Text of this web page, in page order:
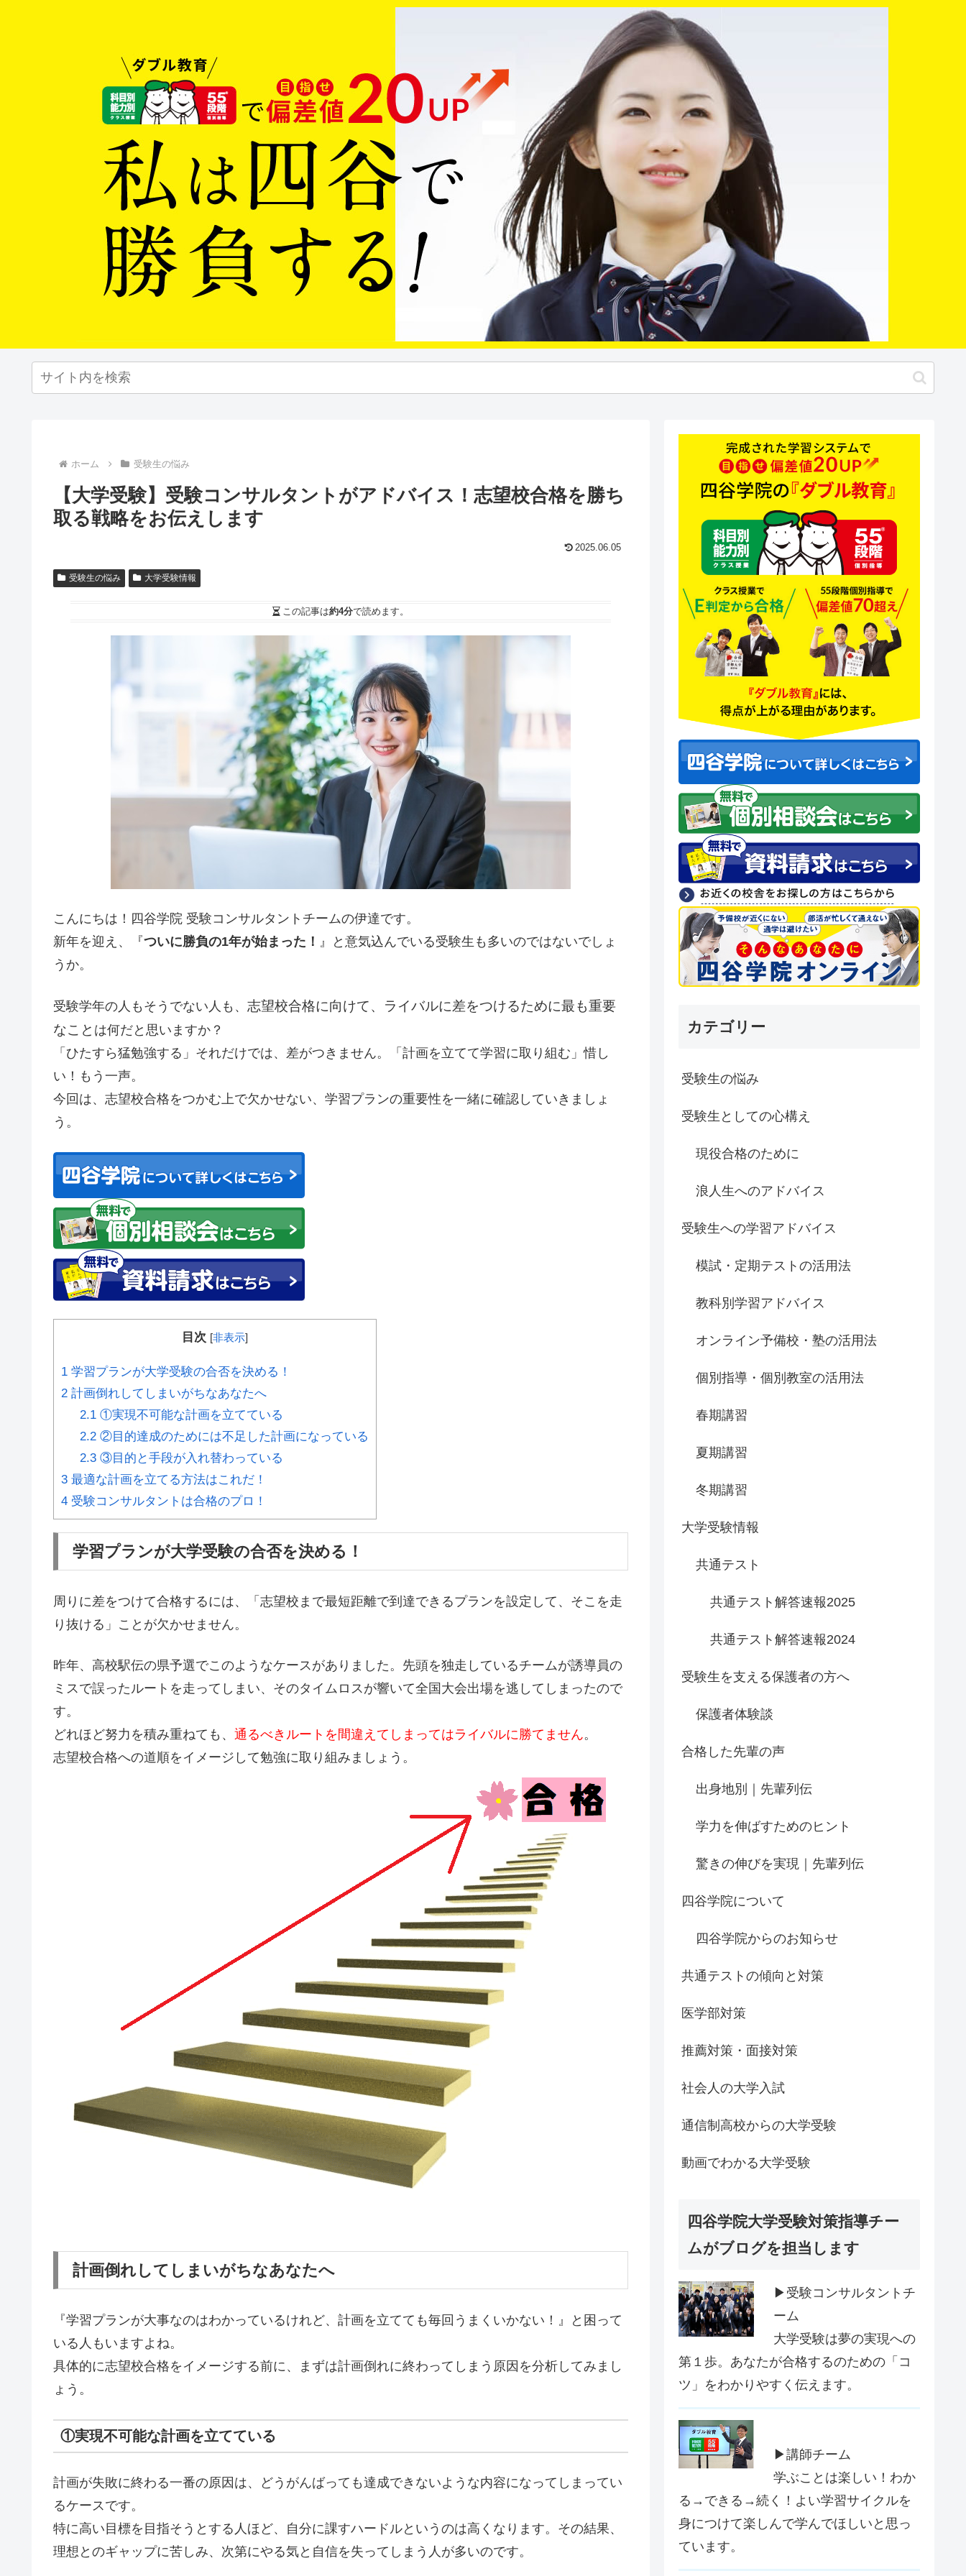
ホーム 受験生の悩み
【大学受験】受験コンサルタントがアドバイス！志望校合格を勝ち
取る戦略をお伝えします
2025.06.05
受験生の悩み 大学受験情報
この記事は約4分で読めます。
こんにちは！四谷学院 受験コンサルタントチームの伊達です。
新年を迎え、『ついに勝負の1年が始まった！ 』と意気込んでいる受験生も多いのではないでしょ
うか。
受験学年の人もそうでない人も、 志望校合格に向けて、ライバルに差をつけるために最も重要
なこと は何だと思いますか？
「ひたすら猛勉強する」それだけでは、差がつきません。「計画を立てて学習に取り組む」惜し
い！もう一声。
今回は、志望校合格をつかむ上で欠かせない、学習プランの重要性を一緒に確認していきましょ
う。
目次 [非表示]
1 学習プランが大学受験の合否を決める！
2 計画倒れしてしまいがちなあなたへ
2.1①実現不可能な計画を立てている
2.2②目的達成のためには不足した計画になっている
2.3③目的と手段が入れ替わっている
3 最適な計画を立てる方法はこれだ！
4 受験コンサルタントは合格のプロ！
学習プランが大学受験の合否を決める！
周りに差をつけて合格するには、
「志望校まで最短距離で到達できるプランを設定して、そこを走
り抜ける」 ことが欠かせません。
昨年、高校駅伝の県予選でこのようなケースがありました。先頭を独走しているチームが誘導員の
ミスで誤ったルートを走ってしまい、そのタイムロスが響いて全国大会出場を逃してしまったので
す。
どれほど努力を積み重ねても、 通るべきルートを間違えてしまってはライバルに勝てません。
志望校合格への道順をイメージして勉強に取り組みましょう。
計画倒れしてしまいがちなあなたへ
『学習プランが大事なのはわかっているけれど、計画を立てても毎回うまくいかない！』と困って
いる人もいますよね。
具体的に志望校合格をイメージする前に、まずは計画倒れに終わってしまう原因を分析してみまし
ょう。
①実現不可能な計画を立てている
計画が失敗に終わる一番の原因は、どうがんばっても達成できないような内容になってしまってい
るケースです。
特に高い目標を目指そうとする人ほど、自分に課すハードルというのは高くなります。その結果、
理想とのギャップに苦しみ、次第にやる気と自信を失ってしまう人が多いのです。
カテゴリー
受験生の悩み
受験生としての心構え
現役合格のために
浪人生へのアドバイス
受験生への学習アドバイス
模試・定期テストの活用法
教科別学習アドバイス
オンライン予備校・塾の活用法
個別指導・個別教室の活用法
春期講習
夏期講習
冬期講習
大学受験情報
共通テスト
共通テスト解答速報2025
共通テスト解答速報2024
受験生を支える保護者の方へ
保護者体験談
合格した先輩の声
出身地別｜先輩列伝
学力を伸ばすためのヒント
驚きの伸びを実現｜先輩列伝
四谷学院について
四谷学院からのお知らせ
共通テストの傾向と対策
医学部対策
推薦対策・面接対策
社会人の大学入試
通信制高校からの大学受験
動画でわかる大学受験
四谷学院大学受験対策指導チー
ムがブログを担当します
▶受験コンサルタントチ
ーム
大学受験は夢の実現への
第１歩。あなたが合格するのための「コ
ツ」をわかりやすく伝えます。
▶講師チーム
学ぶことは楽しい！わか
る→できる→続く！よい学習サイクルを
身につけて楽しんで学んでほしいと思っ
ています。